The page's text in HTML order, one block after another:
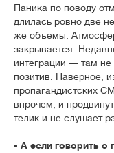
Паника по поводу
длилась ровно две
же объемы.
закрывается.
интеграции — там не
позитив. Наверное,
пропагандистских
впрочем, и
телик и не слушает
- А если говорить о